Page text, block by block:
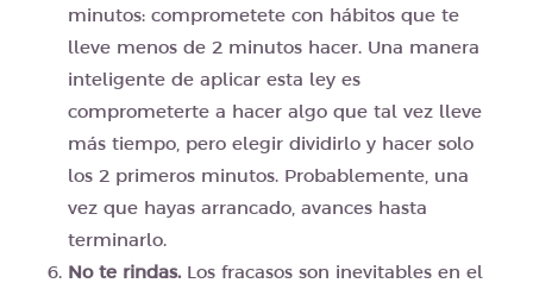
minutos: comprometete con hábitos que te
lleve menos de 2 minutos hacer. Una manera
inteligente de aplicar esta ley es
comprometerte a hacer algo que tal vez lleve
más tiempo, pero elegir dividirlo y hacer solo
los 2 primeros minutos. Probablemente, una
vez que hayas arrancado, avances hasta
terminarlo.
No te rindas.Los fracasos son inevitables en el